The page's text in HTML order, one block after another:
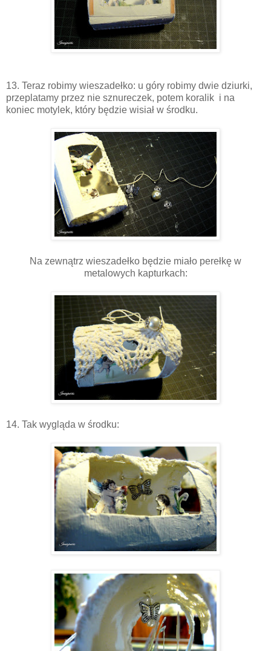
13. Teraz robimy wieszadełko: u góry robimy dwie dziurki,
przeplatamy przez nie sznureczek, potem koralik i na
koniec motylek, który będzie wisiał w środku.
Na zewnątrz wieszadełko będzie miało perełkę w
metalowych kapturkach:
14. Tak wygląda w środku: